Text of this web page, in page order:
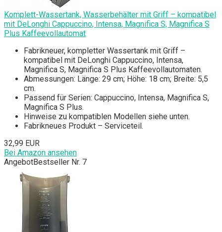
Komplett-Wassertank, Wasserbehälter mit Griff – kompatibel
mit DeLonghi Cappuccino, Intensa, Magnifica S, Magnifica S
Plus Kaffeevollautomat
Fabrikneuer, kompletter Wassertank mit Griff –
kompatibel mit DeLonghi Cappuccino, Intensa,
Magnifica S, Magnifica S Plus Kaffeevollautomaten.
Abmessungen: Länge: 29 cm; Höhe: 18 cm; Breite: 5,5
cm.
Passend für Serien: Cappuccino, Intensa, Magnifica S,
Magnifica S Plus.
Hinweise zu kompatiblen Modellen siehe unten.
Fabrikneues Produkt – Serviceteil.
32,99 EUR
Bei Amazon ansehen
AngebotBestseller Nr. 7